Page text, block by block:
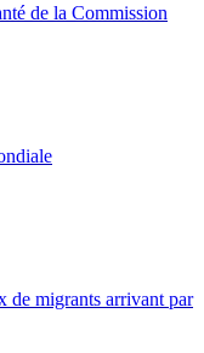
de la Commission
de migrants arrivant par